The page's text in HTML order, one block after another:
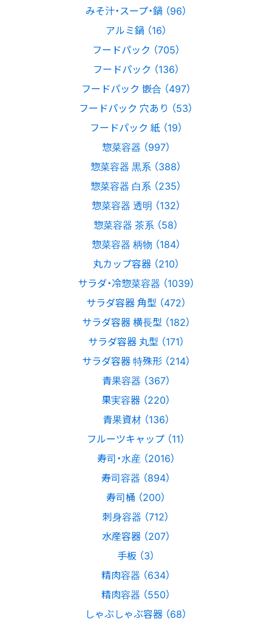
みそ汁・スープ・鍋 （96）
アルミ鍋 （16）
フードパック （705）
フードパック （136）
フードパック 嵌合 （497）
フードパック 穴あり （53）
フードパック 紙 （19）
惣菜容器 （997）
惣菜容器 黒系 （388）
惣菜容器 白系 （235）
惣菜容器 透明 （132）
惣菜容器 茶系 （58）
惣菜容器 柄物 （184）
丸カップ容器 （210）
サラダ・冷惣菜容器 （1039）
サラダ容器 角型 （472）
サラダ容器 横長型 （182）
サラダ容器 丸型 （171）
サラダ容器 特殊形 （214）
青果容器 （367）
果実容器 （220）
青果資材 （136）
フルーツキャップ （11）
寿司・水産 （2016）
寿司容器 （894）
寿司桶 （200）
刺身容器 （712）
水産容器 （207）
手板 （3）
精肉容器 （634）
精肉容器 （550）
しゃぶしゃぶ容器 （68）